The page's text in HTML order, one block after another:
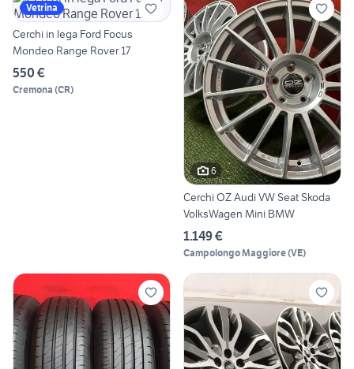
Vetrina
Cerchi in lega Ford Focus
Mondeo Range Rover 17
550 €
Cremona (CR)
6
Cerchi OZ Audi VW Seat Skoda
VolksWagen Mini BMW
1.149 €
Campolongo Maggiore(VE)